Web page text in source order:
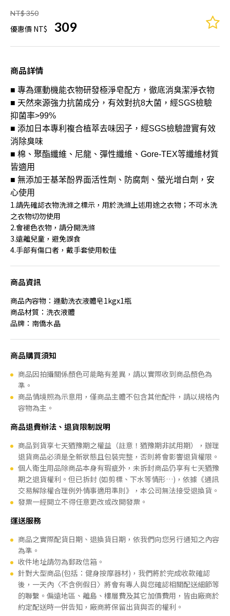
NT$ 350
優惠價 NT$ 309
商品詳情
■ 專為運動機能衣物研發極淨皂配方，徹底消臭潔淨衣物
■ 天然來源強力抗菌成分，有效對抗8大菌，經SGS檢驗
抑菌率>99%
■ 添加日本專利複合植萃去味因子，經SGS檢驗證實有效
消除臭味
■ 棉、聚酯纖維、尼龍、彈性纖維、Gore-TEX等纖維材質
皆適用
■ 無添加壬基苯酚界面活性劑、防腐劑、螢光增白劑，安
心使用
1.請先確認衣物洗滌之標示，用於洗滌上述用途之衣物；不可水洗
之衣物切勿使用
2.會褪色衣物，請分開洗滌
3.遠離兒童，避免誤食
4.手部有傷口者，戴手套使用較佳
商品資訊
商品內容物：運動洗衣液體皂1kgx1瓶
商品材質：洗衣液體
品牌：南僑水晶
商品購買須知
商品因拍攝關係顏色可能略有差異，請以實際收到商品顏色為
準。
商品情境照為示意用，僅商品主體不包含其他配件，請以規格內
容物為主。
商品退費辦法、退貨限制說明
商品到貨享七天猶豫期之權益（註意！猶豫期非試用期），辦理
退貨商品必須是全新狀態且包裝完整，否則將會影響退貨權限。
個人衛生用品除商品本身有瑕疵外，未拆封商品仍享有七天猶豫
期之退貨權利。但已拆封 (如剪標、下水等情形…)，依據《通訊
交易解除權合理例外情事適用準則》，本公司無法接受退換貨。
發票一經開立不得任意更改或改開發票。
運送服務
商品之實際配貨日期、退換貨日期，依我們向您另行通知之內容
為準。
收件地址請勿為郵政信箱。
針對大型商品(包括：健身按摩器材)，我們將於完成收款確認
後，一天內〈不含例假日〉將會有專人與您確認相關配送細節等
的聯繫。偏遠地區、離島、樓層費及其它加價費用，皆由廠商於
約定配送時一併告知，廠商將保留出貨與否的權利。